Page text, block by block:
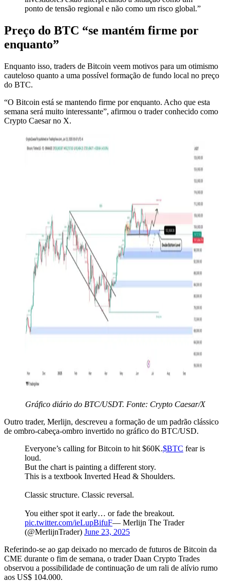
ponto de tensão regional e não como um risco global.”
Preço do BTC “se mantém firme por
enquanto”
Enquanto isso, traders de Bitcoin veem motivos para um otimismo
cauteloso quanto a uma possível formação de fundo local no preço
do BTC.
“O Bitcoin está se mantendo firme por enquanto. Acho que esta
semana será muito interessante”, afirmou o trader conhecido como
Crypto Caesar no X.
Gráfico diário do BTC/USDT. Fonte: Crypto Caesar/X
Outro trader, Merlijn, descreveu a formação de um padrão clássico
de ombro-cabeça-ombro invertido no gráfico do BTC/USD.
Everyone’s calling for Bitcoin to hit $60K.$BTC fear is
loud.
But the chart is painting a different story.
This is a textbook Inverted Head & Shoulders.
Classic structure. Classic reversal.
You either spot it early… or fade the breakout.
pic.twitter.com/ieLupBifuF— Merlijn The Trader
(@MerlijnTrader) June 23, 2025
Referindo-se ao gap deixado no mercado de futuros de Bitcoin da
CME durante o fim de semana, o trader Daan Crypto Trades
observou a possibilidade de continuação de um rali de alívio rumo
aos US$ 104.000.